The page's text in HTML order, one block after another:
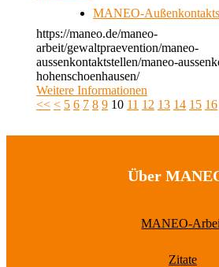
MANEO-
https://maneo.de/maneo-
arbeit/gewaltpraevention/maneo-
aussenkontaktstellen/maneo-
hohenschoenhausen/
Weitere Informationen
<< < 5 6 7 8 9 10 11 12 13 14 15 16
Über
MANEO-
Zitate